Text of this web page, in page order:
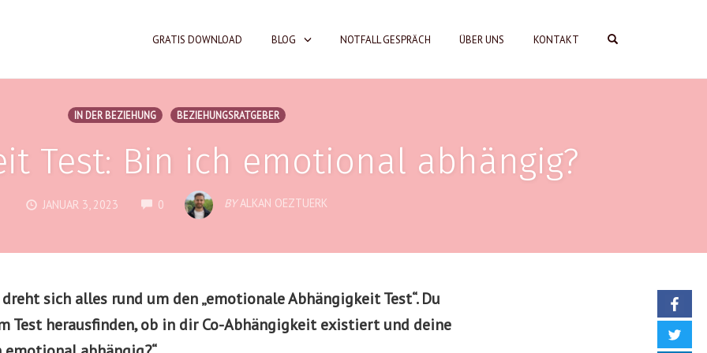
GRATIS DOWNLOAD BLOG NOTFALL GESPRÄCH ÜBER UNS KONTAKT OPEN SEARCH FORM
IN DER BEZIEHUNG BEZIEHUNGSRATGEBER
Test: Bin ich emotional abhängig?
JANUAR 3, 2023 0 COMMENTS BY ALKAN OEZTUERK
sich alles rund um den „emotionale Abhängigkeit Test“. Du
Test herausfinden, ob in dir Co-Abhängigkeit existiert und deine